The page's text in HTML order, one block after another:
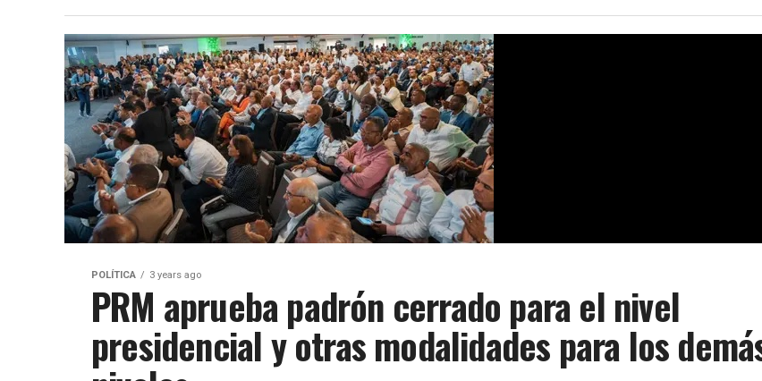
POLÍTICA 3 years ago
PRM aprueba padrón cerrado para el nivel
presidencial y otras modalidades para los